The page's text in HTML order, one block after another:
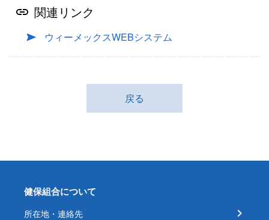
関連リンク
ウィーメックスWEBシステム
戻る
健保組合について
所在地・連絡先